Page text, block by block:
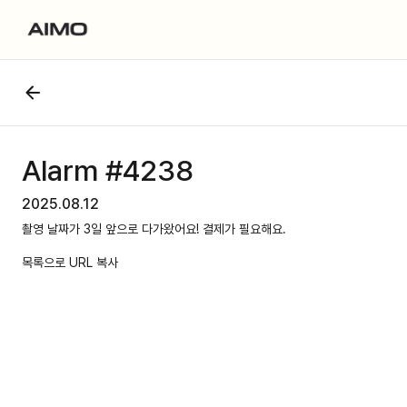
Alarm #4238
2025.08.12
촬영 날짜가 3일 앞으로 다가왔어요! 결제가 필요해요.
목록으로 URL 복사